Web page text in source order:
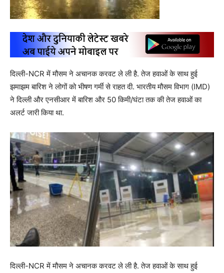
दिल्ली-NCR में मौसम ने अचानक करवट ले ली है. तेज हवाओं के साथ हुई
झमाझम बारिश ने लोगों को भीषण गर्मी से राहत दी. भारतीय मौसम विभाग (IMD)
ने दिल्ली और एनसीआर में बारिश और 50 किमी/घंटा तक की तेज हवाओं का
अलर्ट जारी किया था.
दिल्ली-NCR में मौसम ने अचानक करवट ले ली है. तेज हवाओं के साथ हुई